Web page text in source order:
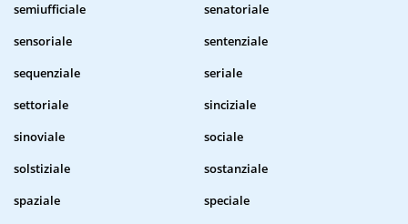
semiufficiale
senatoriale
sensoriale
sentenziale
sequenziale
seriale
settoriale
sinciziale
sinoviale
sociale
solstiziale
sostanziale
spaziale
speciale